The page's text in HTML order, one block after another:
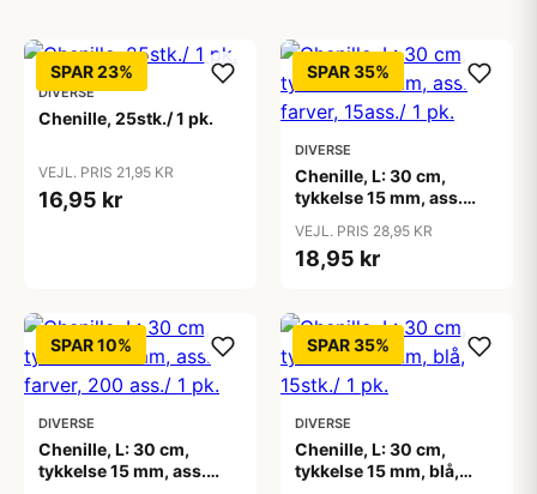
SPAR 23%
DIVERSE
Chenille, 25stk./ 1 pk.
VEJL. PRIS 21,95 KR
16,95 kr
SPAR 35%
DIVERSE
Chenille, L: 30 cm,
tykkelse 15 mm, ass.
VEJL. PRIS 28,95 KR
18,95 kr
SPAR 10%
DIVERSE
Chenille, L: 30 cm,
tykkelse 15 mm, ass.
SPAR 35%
DIVERSE
Chenille, L: 30 cm,
tykkelse 15 mm, blå,